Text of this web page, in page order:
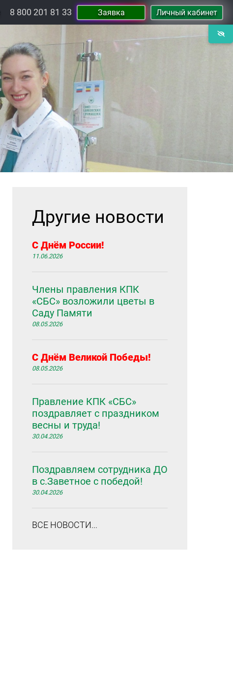
8 800 201 81 33 Заявка Личный кабинет
Другие новости
С Днём России!
11.06.2026
Члены правления КПК
«СБС» возложили цветы в
Саду Памяти
08.05.2026
С Днём Великой Победы!
08.05.2026
Правление КПК «СБС»
поздравляет с праздником
весны и труда!
30.04.2026
Поздравляем сотрудника ДО
в с.Заветное с победой!
30.04.2026
ВСЕ НОВОСТИ...